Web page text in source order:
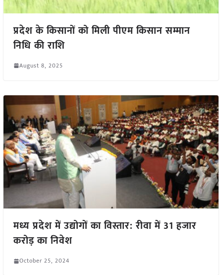
प्रदेश के किसानों को मिली पीएम किसान सम्मान
निधि की राशि
August 8, 2025
मध्य प्रदेश में उद्योगों का विस्तार: रीवा में 31 हजार
करोड़ का निवेश
October 25, 2024